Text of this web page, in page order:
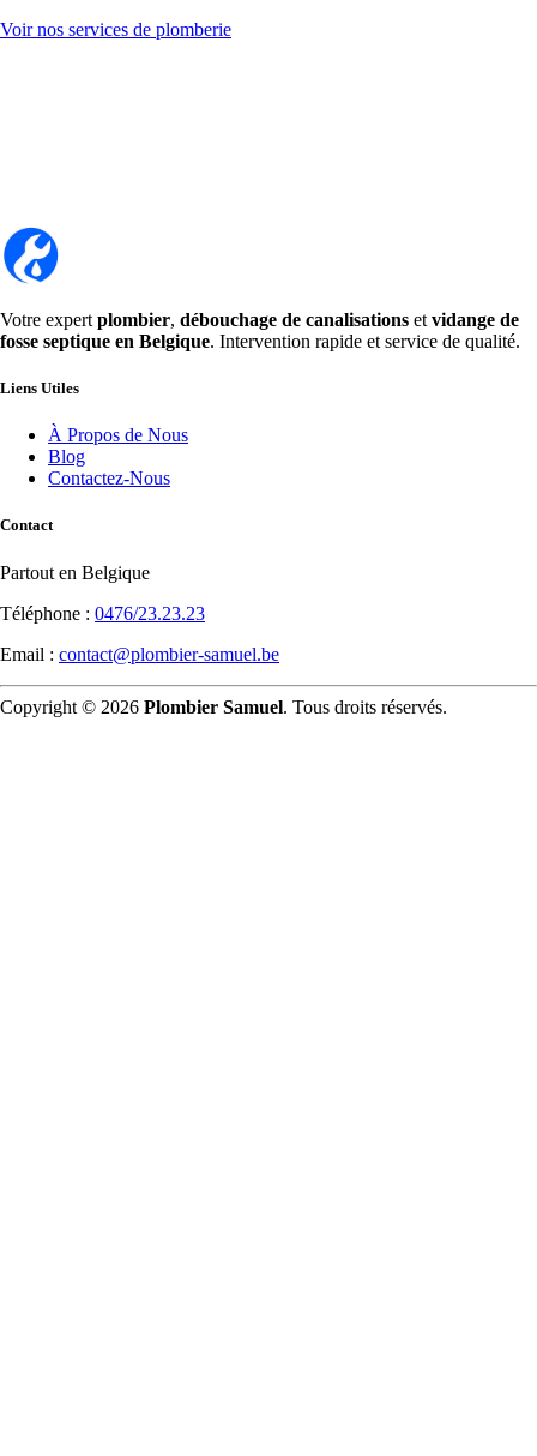
Voir nos services de plomberie
Votre expert plombier, débouchage de canalisations et vidange de
fosse septique en Belgique. Intervention rapide et service de qualité.
Liens Utiles
À Propos de Nous
Blog
Contactez-Nous
Contact
Partout en Belgique
Téléphone : 0476/23.23.23
Email : contact@plombier-samuel.be
Copyright © 2026 Plombier Samuel. Tous droits réservés.